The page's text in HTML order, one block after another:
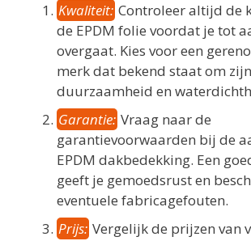
Kwaliteit: Controleer altijd de
de EPDM folie voordat je tot
overgaat. Kies voor een
merk dat bekend staat om zijn
duurzaamheid en
Garantie: Vraag naar de
garantievoorwaarden bij de
EPDM dakbedekking. Een
geeft je gemoedsrust en
eventuele fabricagefouten.
Prijs: Vergelijk de prijzen van